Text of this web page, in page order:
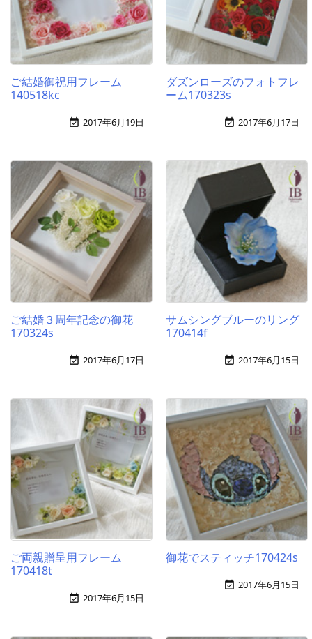
ご結婚御祝用フレーム
140518kc
 2017年6月19日
ダズンローズのフォトフレ
ーム170323s
 2017年6月17日
ご結婚３周年記念の御花
170324s
 2017年6月17日
サムシングブルーのリング
170414f
 2017年6月15日
ご両親贈呈用フレーム
170418t
 2017年6月15日
御花でスティッチ170424s
 2017年6月15日